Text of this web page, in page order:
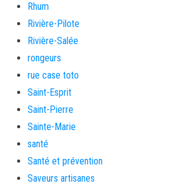
Rhum
Rivière-Pilote
Rivière-Salée
rongeurs
rue case toto
Saint-Esprit
Saint-Pierre
Sainte-Marie
santé
Santé et prévention
Saveurs artisanes